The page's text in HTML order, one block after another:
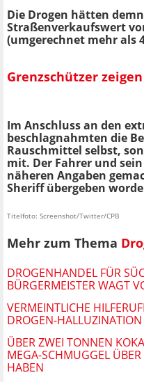
Die Drogen hätten
Straßenverkaufswert
(umgerechnet mehr als
Grenzschützer
Im Anschluss an den
beschlagnahmten die
Rauschmittel selbst,
mit. Der Fahrer und
näheren Angaben
Sheriff übergeben
Titelfoto: Screenshot/Twitter/CPB
Mehr zum Thema
DROGENHANDEL FÜR
BÜRGERMEISTER WAGT
VERMEINTLICHE
DROGEN-HALLUZINATION
ÜBER ZWEI TONNEN
MEGA-SCHMUGGEL
HABEN